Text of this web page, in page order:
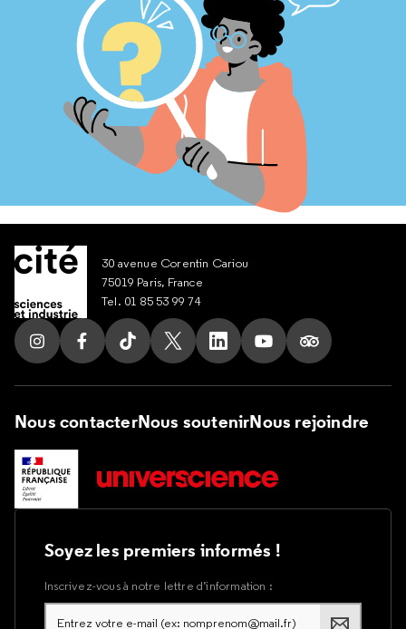
30 avenue Corentin Cariou
75019 Paris, France
Tel. 01 85 53 99 74
Suivez nous sur Instagram
Suivez nous sur Facebook
Suivez nous sur Tik Tok
Suivez nous sur X
Suivez nous sur LinkedIn
Suivez nous sur
Suivez nous
Nous contacterNous soutenirNous rejoindre
Soyez les premiers informés !
Inscrivez-vous à notre lettre d’information :